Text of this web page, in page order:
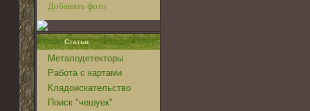
Добавить фото
Статьи
Металодетекторы
Работа с картами
Кладоискательство
Поиск "чешуек"